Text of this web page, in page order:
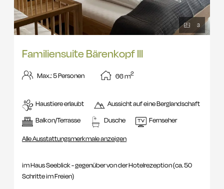
3
Familiensuite Bärenkopf III
Max.: 5 Personen 66m2
Haustiere erlaubt Aussicht auf eine Berglandschaft
Balkon/Terrasse Dusche Fernseher
Alle Ausstattungsmerkmale anzeigen
im Haus Seeblick - gegenüber von der Hotelrezeption (ca. 50
Schritte im Freien)